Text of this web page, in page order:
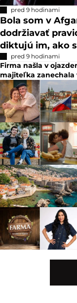
pred 9 hodinami
Bola som v
dodržiavať
diktujú im, ako
pred 9 hodinami
Firma našla v
majiteľka zanechala